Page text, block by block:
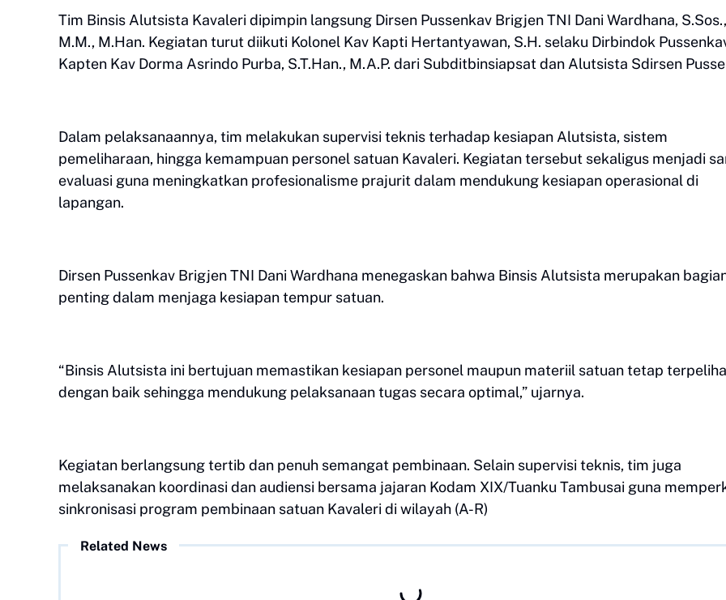
Tim Binsis Alutsista Kavaleri dipimpin langsung Dirsen Pussenkav Brigjen TNI Dani Wardhana, S.Sos.,
M.M., M.Han. Kegiatan turut diikuti Kolonel Kav Kapti Hertantyawan, S.H. selaku Dirbindok
Kapten Kav Dorma Asrindo Purba, S.T.Han., M.A.P. dari Subditbinsiapsat dan Alutsista Sdirsen
Dalam pelaksanaannya, tim melakukan supervisi teknis terhadap kesiapan Alutsista, sistem
pemeliharaan, hingga kemampuan personel satuan Kavaleri. Kegiatan tersebut sekaligus menjadi
evaluasi guna meningkatkan profesionalisme prajurit dalam mendukung kesiapan operasional di
lapangan.
Dirsen Pussenkav Brigjen TNI Dani Wardhana menegaskan bahwa Binsis Alutsista merupakan
penting dalam menjaga kesiapan tempur satuan.
“Binsis Alutsista ini bertujuan memastikan kesiapan personel maupun materiil satuan tetap
dengan baik sehingga mendukung pelaksanaan tugas secara optimal,” ujarnya.
Kegiatan berlangsung tertib dan penuh semangat pembinaan. Selain supervisi teknis, tim juga
melaksanakan koordinasi dan audiensi bersama jajaran Kodam XIX/Tuanku Tambusai guna
sinkronisasi program pembinaan satuan Kavaleri di wilayah (A-R)
Related News